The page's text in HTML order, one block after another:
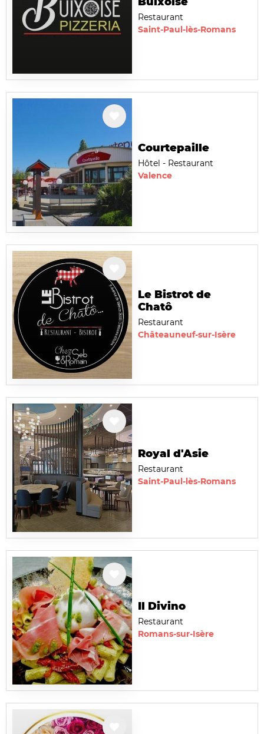
Restaurant
Saint-Paul-lès-Romans
Courtepaille
Hôtel - Restaurant
Valence
Le Bistrot de
Chatô
Restaurant
Châteauneuf-sur-Isère
Royal d'Asie
Restaurant
Saint-Paul-lès-Romans
Il Divino
Restaurant
Romans-sur-Isère